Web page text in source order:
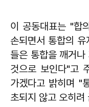
이 공동대표는 "합
손되면서 통합의
들은 통합을 깨거
것으로 보인다"고
가겠다고 밝히며 "
초되지 않고 오히